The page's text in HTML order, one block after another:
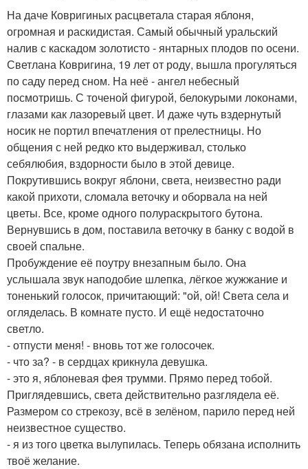
На даче Ковригиных расцветала старая яблоня,
огромная и раскидистая. Самый обычный уральский
налив с каскадом золотисто - янтарных плодов по осени.
Светлана Ковригина, 19 лет от роду, вышла прогуляться
по саду перед сном. На неё - ангел небесный
посмотришь. С точеной фигурой, белокурыми локонами,
глазами как лазоревый цвет. И даже чуть вздернутый
носик не портил впечатления от прелестницы. Но
общения с ней редко кто выдерживал, столько
себялюбия, вздорности было в этой девице.
Покрутившись вокруг яблони, света, неизвестно ради
какой прихоти, сломала веточку и оборвала на ней
цветы. Все, кроме одного полураскрытого бутона.
Вернувшись в дом, поставила веточку в банку с водой в
своей спальне.
Пробуждение её поутру внезапным было. Она
услышала звук наподобие шлепка, лёгкое жужжание и
тоненький голосок, причитающий: "ой, ой! Света села и
огляделась. В комнате пусто. И ещё недостаточно
светло.
- отпусти меня! - вновь тот же голосочек.
- что за? - в сердцах крикнула девушка.
- это я, яблоневая фея трумми. Прямо перед тобой.
Приглядевшись, света действительно разглядела её.
Размером со стрекозу, всё в зелёном, парило перед ней
неизвестное существо.
- я из того цветка вылупилась. Теперь обязана исполнить
твоё желание.